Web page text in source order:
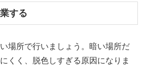
する
場所で行いましょう。暗い場所だ
くく、脱色しすぎる原因になりま